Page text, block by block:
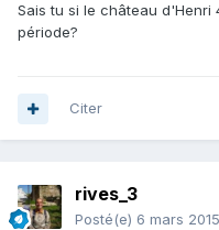
Sais tu si le château d'Henri
période?
Citer
rives_3
Posté(e) 6 mars 2015